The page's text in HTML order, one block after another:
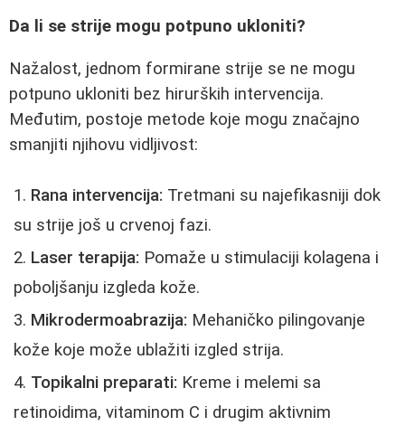
Da li se strije mogu potpuno ukloniti?
Nažalost, jednom formirane strije se ne mogu
potpuno ukloniti bez hirurških intervencija.
Međutim, postoje metode koje mogu značajno
smanjiti njihovu vidljivost:
Rana intervencija: Tretmani su najefikasniji dok
su strije još u crvenoj fazi.
Laser terapija: Pomaže u stimulaciji kolagena i
poboljšanju izgleda kože.
Mikrodermoabrazija: Mehaničko pilingovanje
kože koje može ublažiti izgled strija.
Topikalni preparati: Kreme i melemi sa
retinoidima, vitaminom C i drugim aktivnim